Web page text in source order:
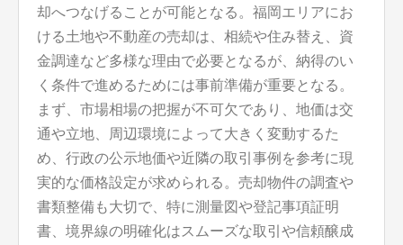
却へつなげることが可能となる。福岡エリアにお
ける土地や不動産の売却は、相続や住み替え、資
金調達など多様な理由で必要となるが、納得のい
く条件で進めるためには事前準備が重要となる。
まず、市場相場の把握が不可欠であり、地価は交
通や立地、周辺環境によって大きく変動するた
め、行政の公示地価や近隣の取引事例を参考に現
実的な価格設定が求められる。売却物件の調査や
書類整備も大切で、特に測量図や登記事項証明
書、境界線の明確化はスムーズな取引や信頼醸成